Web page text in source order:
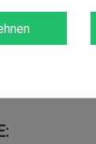
und dem